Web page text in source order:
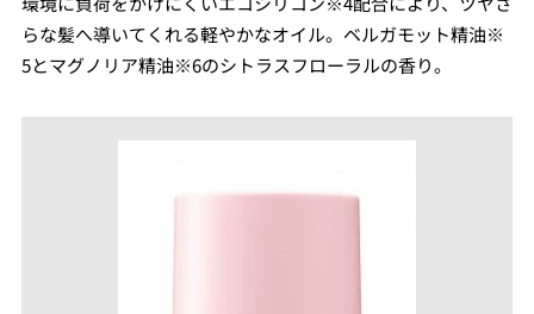
らな髪へ導いてくれる軽やかなオイル。ベルガモット精油※
5とマグノリア精油※6のシトラスフローラルの香り。